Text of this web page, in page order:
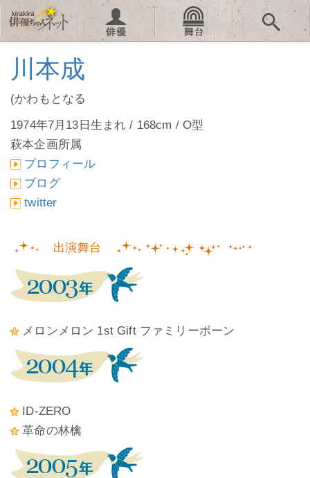
川本成
(かわもとなる
1974年7月13日生まれ / 168cm / O型
萩本企画所属
プロフィール
ブログ
twitter
出演舞台
メロンメロン 1st Gift ファミリーボーン
ID-ZERO
革命の林檎